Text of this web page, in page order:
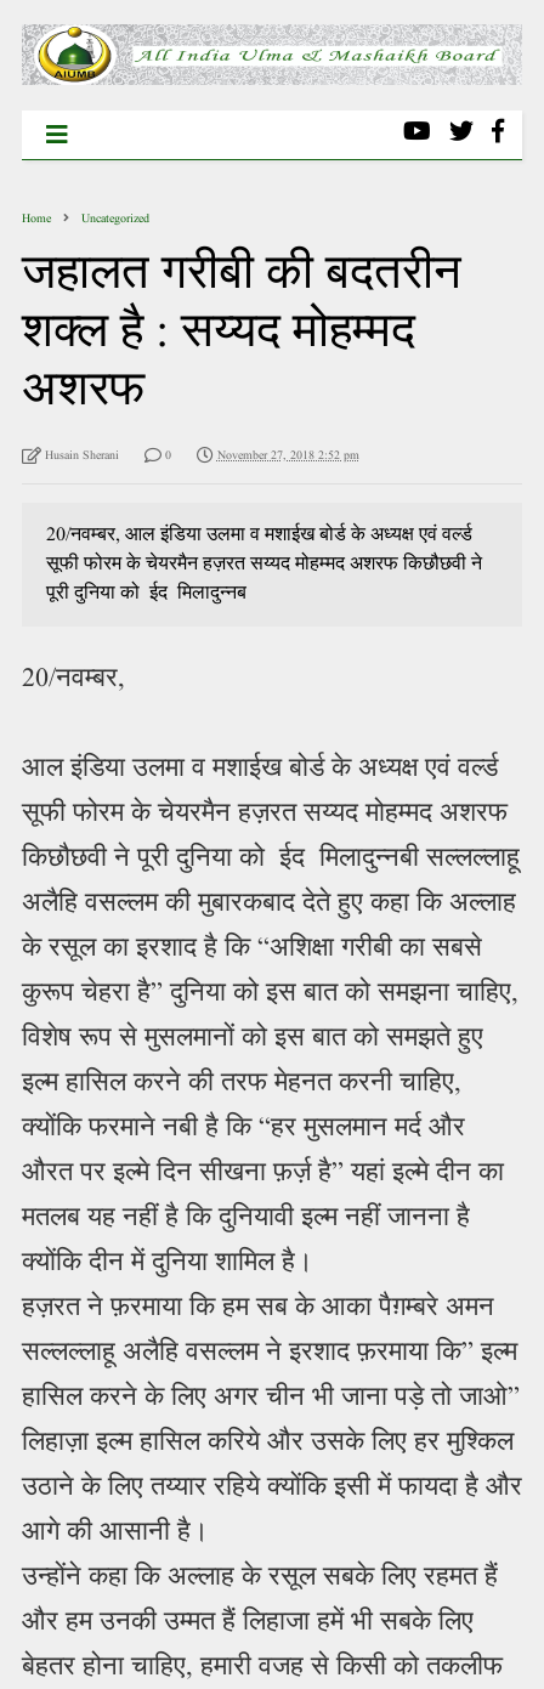
Home Uncategorized
जहालत गरीबी की बदतरीन
शक्ल है : सय्यद मोहम्मद
अशरफ
Husain Sherani 0 November 27, 2018 2:52 pm
20/नवम्बर, आल इंडिया उलमा व मशाईख बोर्ड के अध्यक्ष एवं वर्ल्ड
सूफी फोरम के चेयरमैन हज़रत सय्यद मोहम्मद अशरफ किछौछवी ने
पूरी दुनिया को ईद मिलादुन्नब
20/नवम्बर,
आल इंडिया उलमा व मशाईख बोर्ड के अध्यक्ष एवं वर्ल्ड
सूफी फोरम के चेयरमैन हज़रत सय्यद मोहम्मद अशरफ
किछौछवी ने पूरी दुनिया को ईद मिलादुन्नबी सल्लल्लाहू
अलैहि वसल्लम की मुबारकबाद देते हुए कहा कि अल्लाह
के रसूल का इरशाद है कि “अशिक्षा गरीबी का सबसे
कुरूप चेहरा है” दुनिया को इस बात को समझना चाहिए,
विशेष रूप से मुसलमानों को इस बात को समझते हुए
इल्म हासिल करने की तरफ मेहनत करनी चाहिए,
क्योंकि फरमाने नबी है कि “हर मुसलमान मर्द और
औरत पर इल्मे दिन सीखना फ़र्ज़ है” यहां इल्मे दीन का
मतलब यह नहीं है कि दुनियावी इल्म नहीं जानना है
क्योंकि दीन में दुनिया शामिल है।
हज़रत ने फ़रमाया कि हम सब के आका पैग़म्बरे अमन
सल्लल्लाहू अलैहि वसल्लम ने इरशाद फ़रमाया कि” इल्म
हासिल करने के लिए अगर चीन भी जाना पड़े तो जाओ”
लिहाज़ा इल्म हासिल करिये और उसके लिए हर मुश्किल
उठाने के लिए तय्यार रहिये क्योंकि इसी में फायदा है और
आगे की आसानी है।
उन्होंने कहा कि अल्लाह के रसूल सबके लिए रहमत हैं
और हम उनकी उम्मत हैं लिहाजा हमें भी सबके लिए
बेहतर होना चाहिए, हमारी वजह से किसी को तकलीफ